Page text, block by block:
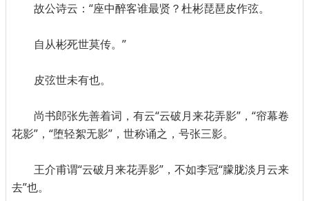
故公诗云：“座中醉客谁最贤？杜彬琵琶皮作弦。
自从彬死世莫传。”
皮弦世未有也。
尚书郎张先善着词，有云“云破月来花弄影”，“帘幕卷
花影”，“堕轻絮无影”，世称诵之，号张三影。
王介甫谓“云破月来花弄影”，不如李冠“朦胧淡月云来
去”也。